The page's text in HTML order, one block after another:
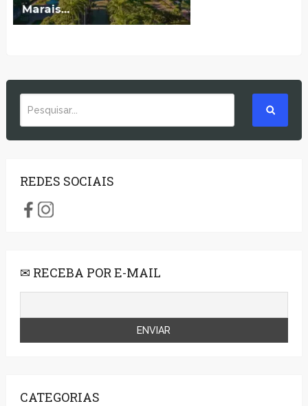
REDES SOCIAIS
✉ RECEBA POR E-MAIL
CATEGORIAS